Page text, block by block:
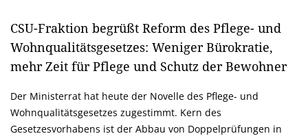
CSU-Fraktion begrüßt Reform des Pflege- und
Wohnqualitätsgesetzes: Weniger Bürokratie,
mehr Zeit für Pflege und Schutz der Bewohner
Der Ministerrat hat heute der Novelle des Pflege- und
Wohnqualitätsgesetzes zugestimmt. Kern des
Gesetzesvorhabens ist der Abbau von Doppelprüfungen in